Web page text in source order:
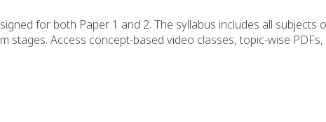
for both Paper 1 and 2. The syllabus includes all subjects
stages. Access concept-based video classes, topic-wise